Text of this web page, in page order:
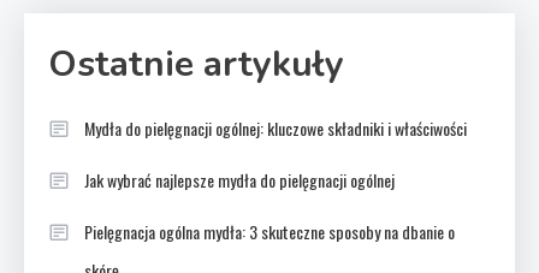
Ostatnie artykuły
Mydła do pielęgnacji ogólnej: kluczowe składniki i właściwości
Jak wybrać najlepsze mydła do pielęgnacji ogólnej
Pielęgnacja ogólna mydła: 3 skuteczne sposoby na dbanie o